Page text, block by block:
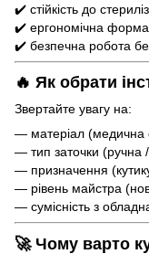
✔️ стійкість до
✔️ ергономічна форма
✔️ безпечна робота
🔥 Як обрати
Звертайте увагу на:
— матеріал (медична
— тип заточки (ручна
— призначення
— рівень майстра
— сумісність з
🚀 Чому варто